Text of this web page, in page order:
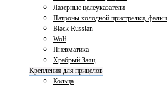
Лазерные целеуказатели
Патроны холодной пристрелки,
Black Russian
Wolf
Пневматика
Храбрый Заяц
Крепления для прицелов
Кольца